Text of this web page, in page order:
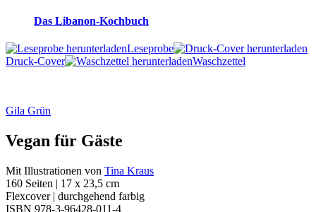
Das Libanon-Kochbuch
Leseprobe
Druck-Cover
Waschzettel
Gila Grün
Vegan für Gäste
Mit Illustrationen von Tina Kraus
160 Seiten | 17 x 23,5 cm
Flexcover | durchgehend farbig
ISBN 978-3-96428-011-4